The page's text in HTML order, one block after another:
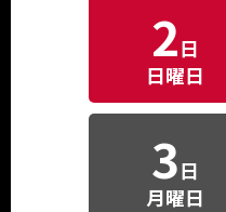
2日
日曜日
3日
月曜日